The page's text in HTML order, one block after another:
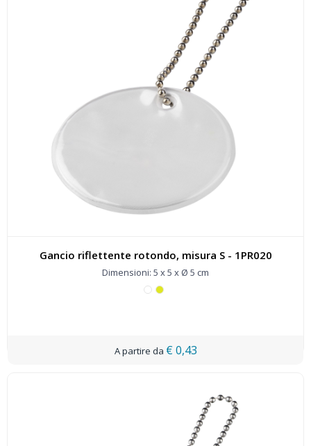
Gancio riflettente rotondo, misura S - 1PR020
Dimensioni: 5 x 5 x Ø 5 cm
€ 0,43